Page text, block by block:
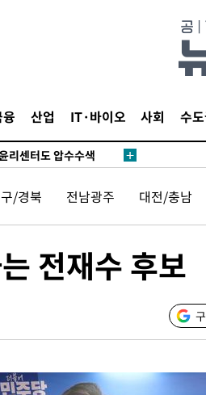
산업 IT·바이오 사회 수
잠시 꺾인다"
다우 0.14%↑
리센터도 압수수색
가능성
파악 중"
[내일날씨]
적자 있어"
색에 '충격·당황'
임무종사 혐의
/경북 전남광주 대전/충남
전재수 후보